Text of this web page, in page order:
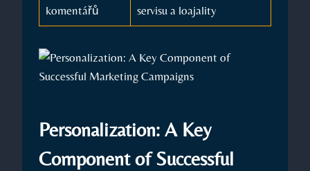
komentářů
‌servisu a ​loajality
Personalization: A Key
Component of Successful